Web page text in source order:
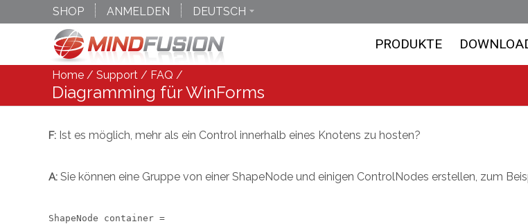
SHOP ANMELDEN
DEUTSCH
ESPANOL
PRODUKTE
Home / Support / FAQ /
Diagramming für WinForms
F: Ist es möglich, mehr als ein Control innerhalb eines Knotens zu hosten?
A: Sie können eine Gruppe von einer ShapeNode und einigen ControlNodes erstellen, zum
ShapeNode container =